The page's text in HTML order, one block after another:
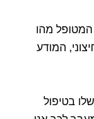
מהו
המודע
בטיפול